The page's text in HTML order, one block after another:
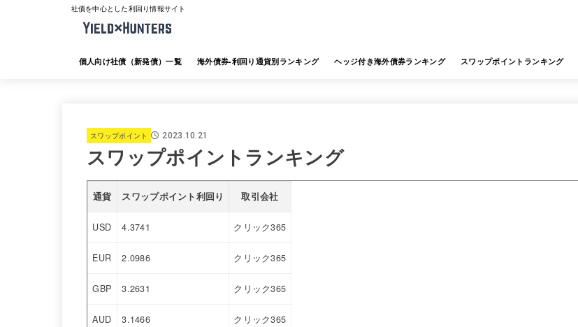
社債を中心とした利回り情報サイト
個人向け社債（新発債）一覧 海外債券-利回り通貨別ランキング ヘッジ付き海外債券ランキング スワップポイントランキング
スワップポイント 2023.10.21
スワップポイントランキング
通貨 スワップポイント利回り 取引会社
USD 4.3741 クリック365
EUR 2.0986 クリック365
GBP 3.2631 クリック365
AUD 3.1466 クリック365